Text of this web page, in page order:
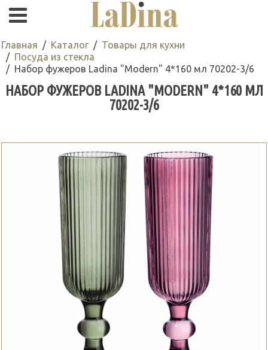
Главная Каталог
Товары для кухни
Посуда из стекла
Набор фужеров Ladina "Modern" 4*160 мл 70202-3/6
НАБОР ФУЖЕРОВ LADINA "MODERN" 4*160 МЛ
70202-3/6